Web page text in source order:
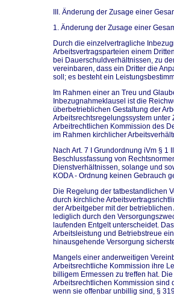
III. Änderung der Zusage einer
1. Änderung der Zusage einer
Durch die einzelvertragliche
Arbeitsvertragsparteien einem
bei Dauerschuldverhältnissen, zu
vereinbaren, dass ein Dritter die
soll; es besteht ein
Im Rahmen einer an Treu und
Inbezugnahmeklausel ist die
überbetrieblichen Gestaltung der
Arbeitsrechtsregelungssystem
Arbeitrechtlichen Kommission des
im Rahmen kirchlicher
Nach Art. 7 I Grundordnung iVm § 1
Beschlussfassung von
Dienstverhältnissen, solange und
KODA - Ordnung keinen Gebrauch
Die Regelung der tatbestandlichen
durch kirchliche
der Arbeitgeber mit der
lediglich durch den
laufenden Entgelt unterscheidet.
Arbeitsleistung und Betriebstreue
hinausgehende Versorgung
Mangels einer anderweitigen
Arbeitsrechtliche Kommission ihre
billigem Ermessen zu treffen hat.
Arbeitsrechtlichen Kommission sind
wenn sie offenbar unbillig sind, §